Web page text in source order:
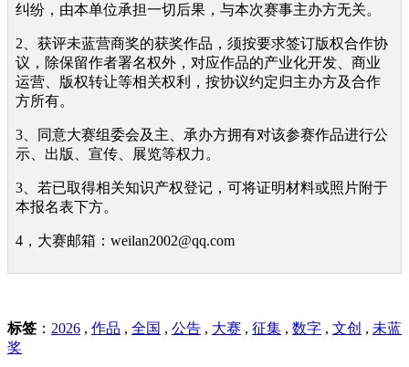
纠纷，由本单位承担一切后果，与本次赛事主办方无关。
2、获评未蓝营商奖的获奖作品，须按要求签订版权合作协
议，除保留作者署名权外，对应作品的产业化开发、商业
运营、版权转让等相关权利，按协议约定归主办方及合作
方所有。
3、同意大赛组委会及主、承办方拥有对该参赛作品进行公
示、出版、宣传、展览等权力。
3、若已取得相关知识产权登记，可将证明材料或照片附于
本报名表下方。
4，大赛邮箱：weilan2002@qq.com
标签 ： 2026 , 作品 , 全国 , 公告 , 大赛 , 征集 , 数字 , 文创 , 未蓝
奖